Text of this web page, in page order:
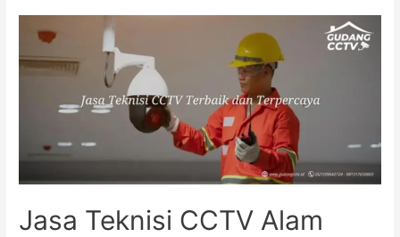
Jasa Teknisi CCTV Alam